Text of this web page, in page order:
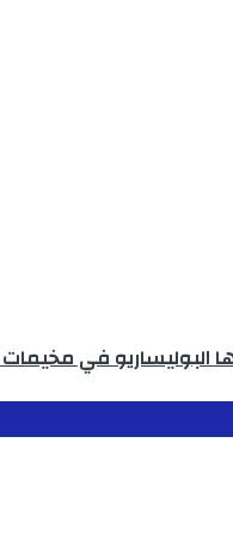
البوليساريو في